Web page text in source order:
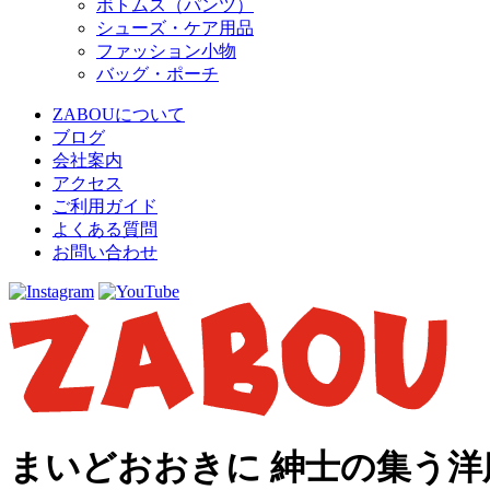
ボトムス（パンツ）
シューズ・ケア用品
ファッション小物
バッグ・ポーチ
ZABOUについて
ブログ
会社案内
アクセス
ご利用ガイド
よくある質問
お問い合わせ
まいどおおきに 紳士の集う